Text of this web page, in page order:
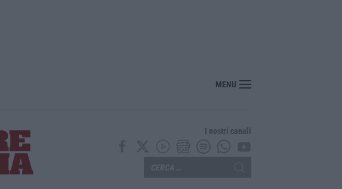
La rivista “America Journals” celebra lo stilista Anton Giulio Grande
MENU
I nostri canali